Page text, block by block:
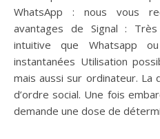
WhatsApp : nous vous
avantages de Signal :
intuitive que Whatsapp
instantanées Utilisation
mais aussi sur ordinateur.
d’ordre social. Une fois
demande une dose de